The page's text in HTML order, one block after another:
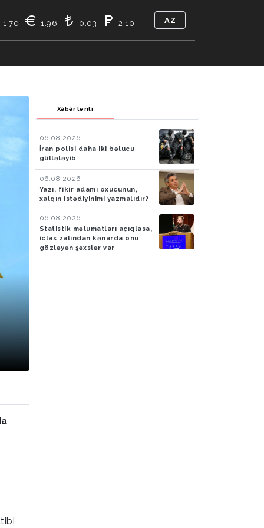
1.70 1.96 0.03 2.10 AZ
Xəbər lenti
06.08.2026
İran polisi daha iki bəlucu
güllələyib
06.08.2026
Yazı, fikir adamı oxucunun,
xalqın istədiyinimi yazmalıdır?
06.08.2026
Statistik məlumatları açıqlasa,
iclas zalından kənarda onu
gözləyən şəxslər var